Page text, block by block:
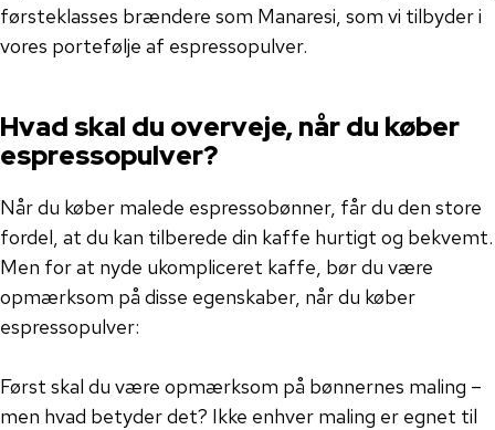
førsteklasses brændere som Manaresi, som vi tilbyder i
vores portefølje af espressopulver.
Hvad skal du overveje, når du køber
espressopulver?
Når du køber malede espressobønner, får du den store
fordel, at du kan tilberede din kaffe hurtigt og bekvemt.
Men for at nyde ukompliceret kaffe, bør du være
opmærksom på disse egenskaber, når du køber
espressopulver:
Først skal du være opmærksom på bønnernes maling –
men hvad betyder det? Ikke enhver maling er egnet til